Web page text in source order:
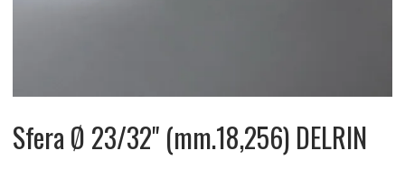
Sfera Ø 23/32" (mm.18,256) DELRIN